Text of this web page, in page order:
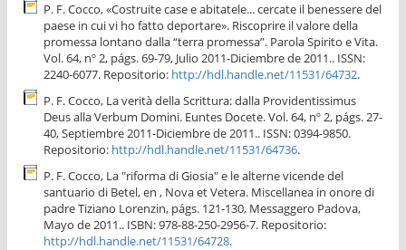
P. F. Cocco, «Costruite case e abitatele... cercate il benessere del
paese in cui vi ho fatto deportare». Riscoprire il valore della
promessa lontano dalla “terra promessa”. Parola Spirito e Vita.
Vol. 64, nº 2, págs. 69-79, Julio 2011-Diciembre de 2011.. ISSN:
2240-6077. Repositorio: http://hdl.handle.net/11531/64732.
P. F. Cocco, La verità della Scrittura: dalla Providentissimus
Deus alla Verbum Domini. Euntes Docete. Vol. 64, nº 2, págs. 27-
40, Septiembre 2011-Diciembre de 2011.. ISSN: 0394-9850.
Repositorio: http://hdl.handle.net/11531/64736.
P. F. Cocco, La "riforma di Giosia" e le alterne vicende del
santuario di Betel, en , Nova et Vetera. Miscellanea in onore di
padre Tiziano Lorenzin, págs. 121-130, Messaggero Padova,
Mayo de 2011.. ISBN: 978-88-250-2956-7. Repositorio:
http://hdl.handle.net/11531/64728.